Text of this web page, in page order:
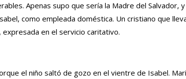
Apenas supo que sería la Madre del Salvador, y
como empleada doméstica. Un cristiano que
expresada en el servicio caritativo.
el niño saltó de gozo en el vientre de Isabel.